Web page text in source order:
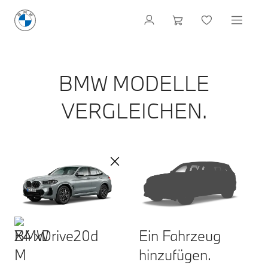
BMW MODELLE
VERGLEICHEN.
X4 xDrive20d
Ein Fahrzeug
hinzufügen.